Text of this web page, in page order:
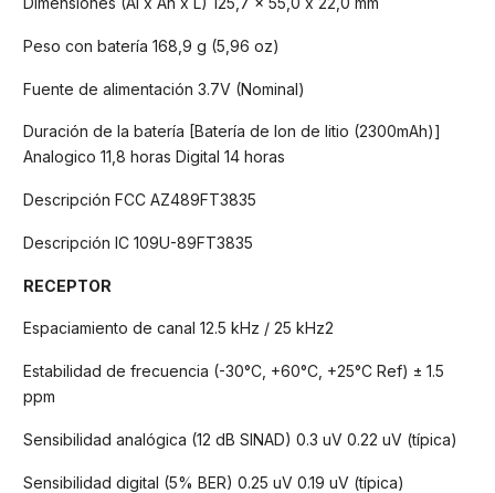
Peso con batería 168,9 g (5,96 oz)
Fuente de alimentación 3.7V (Nominal)
Duración de la batería [Batería de Ion de litio (2300mAh)]
Analogico 11,8 horas Digital 14 horas
Descripción FCC AZ489FT3835
Descripción IC 109U-89FT3835
RECEPTOR
Espaciamiento de canal 12.5 kHz / 25 kHz2
Estabilidad de frecuencia (-30°C, +60°C, +25°C Ref) ± 1.5
ppm
Sensibilidad analógica (12 dB SINAD) 0.3 uV 0.22 uV (típica)
Sensibilidad digital (5% BER) 0.25 uV 0.19 uV (típica)